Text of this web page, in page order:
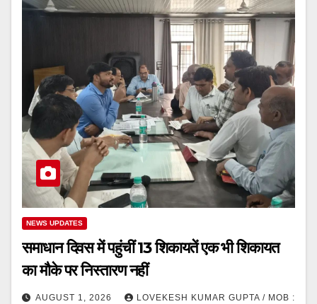
NEWS UPDATES
समाधान दिवस में पहुंचीं 13 शिकायतें एक भी शिकायत
का मौके पर निस्तारण नहीं
AUGUST 1, 2026 LOVEKESH KUMAR GUPTA / MOB :